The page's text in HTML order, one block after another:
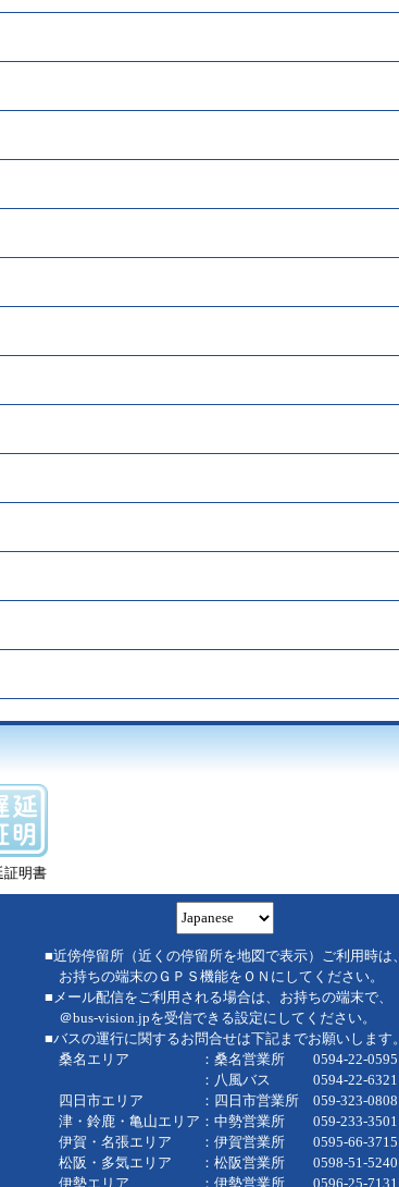
証明書
■近傍停留所（近くの停留所を地図で表示）ご利用時は、
お持ちの端末のＧＰＳ機能をＯＮにしてください。
■メール配信をご利用される場合は、お持ちの端末で、
＠bus-vision.jpを受信できる設定にしてください。
■バスの運行に関するお問合せは下記までお願いします。
桑名エリア ：桑名営業所 0594-22-0595
：八風バス 0594-22-6321
四日市エリア ：四日市営業所 059-323-0808
津・鈴鹿・亀山エリア：中勢営業所 059-233-3501
伊賀・名張エリア ：伊賀営業所 0595-66-3715
松阪・多気エリア ：松阪営業所 0598-51-5240
伊勢エリア ：伊勢営業所 0596-25-7131